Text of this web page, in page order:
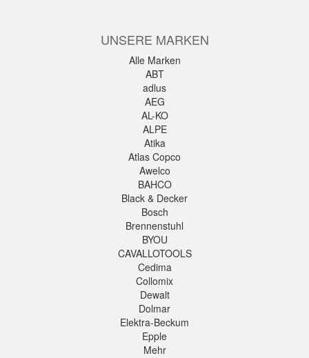
UNSERE MARKEN
Alle Marken
ABT
adlus
AEG
AL-KO
ALPE
Atika
Atlas Copco
Awelco
BAHCO
Black & Decker
Bosch
Brennenstuhl
BYOU
CAVALLOTOOLS
Cedima
Collomix
Dewalt
Dolmar
Elektra-Beckum
Epple
Mehr